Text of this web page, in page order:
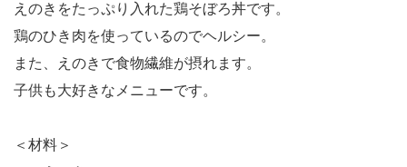
えのきをたっぷり入れた鶏そぼろ丼です。
鶏のひき肉を使っているのでヘルシー。
また、えのきで食物繊維が摂れます。
子供も大好きなメニューです。
＜材料＞